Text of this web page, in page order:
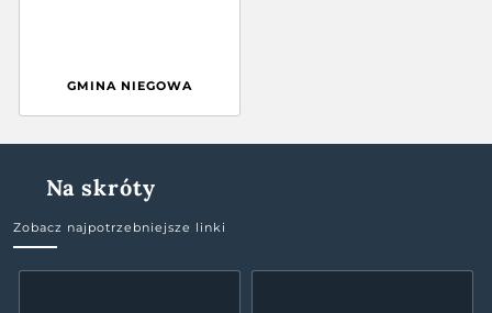
GMINA NIEGOWA
Na skróty
Zobacz najpotrzebniejsze linki